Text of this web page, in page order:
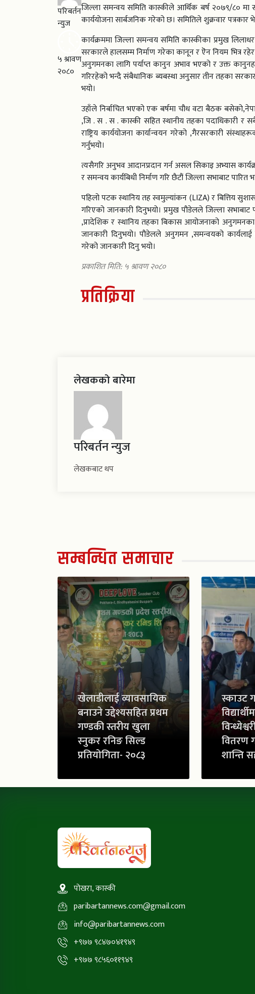
परिबर्तन
न्युज
५ श्रावण
२०८०
जिल्ला समन्वय समिति कास्कीले आर्थिक बर्ष २०७९/८०
कार्ययोजना सार्बजनिक गरेको छ। समितिले शुक्रवार
कार्यक्रममा जिल्ला समन्वय समिति कास्कीका प्रमुख
सरकारले हालसम्म निर्माण गरेका कानून र ऎन नियम भित्र
अनुगमनका लागि पर्याप्त कानुन अभाव भएको र उक्त
गरिरहेको भन्दै संबैधानिक ब्यबस्था अनुसार तीन तहका
भयो।
उहाँले निर्बाचित भएको एक बर्षमा चौध वटा बैठक
,जि . स . स . कास्की सहित स्थानीय तहका पदाधिकारी र
राष्ट्रिय कार्ययोजना कार्यान्वयन गरेको ,गैरसरकारी
गर्नुभयो।
त्यसैगरि अनुभव आदानप्रदान गर्न असल सिकाइ अभ्यास
र समन्वय कार्यबिधी निर्माण गरि छैटौं जिल्ला सभाबाट
पहिलो पटक स्थानिय तह स्वमुल्यांकन (LIZA) र बित्तिय
गरिएको जानकारी दिनुभयो। प्रमुख पौडेलले जिल्ला
,प्रादेशिक र स्थानिय तहका बिकास आयोजनाको
जानकारी दिनुभयो। पौडेलले अनुगमन ,समन्वयको कार्यलाई
गरेको जानकारी दिनु भयो।
प्रकाशित मिति: ५ श्रावण २०८०
प्रतिक्रिया
लेखकको बारेमा
परिबर्तन न्युज
लेखकबाट थप
सम्बन्धित समाचार
खेलाडीलाई व्यावसायिक
बनाउने उद्देश्यसहित प्रथम
गण्डकी स्तरीय खुला
स्नुकर रनिङ सिल्ड
प्रतियोगिता- २०८३
स्काउट
वितरण
शान्ति
पोखरा, कास्की
paribartannews.com@gmail.com
info@paribartannews.com
+९७७ ९८४७०४१९४९
+९७७ ९८५६०११९४९